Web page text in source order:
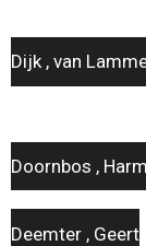
Dijk , van
Doornbos ,
Deemter , Geert